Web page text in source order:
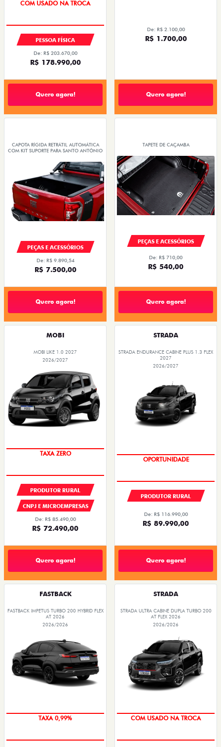
COM USADO NA TROCA
PESSOA FÍSICA
De: R$ 203.670,00
R$ 178.990,00
Quero agora!
De: R$ 2.100,00
R$ 1.700,00
Quero agora!
CAPOTA RÍGIDA RETRÁTIL AUTOMÁTICA
COM KIT SUPORTE PARA SANTO ANTÔNIO
PEÇAS E ACESSÓRIOS
De: R$ 9.890,54
R$ 7.500,00
Quero agora!
TAPETE DE CAÇAMBA
PEÇAS E ACESSÓRIOS
De: R$ 710,00
R$ 540,00
Quero agora!
MOBI
MOBI LIKE 1.0 2027
2026/2027
TAXA ZERO
PRODUTOR RURAL
CNPJ E MICROEMPRESAS
De: R$ 85.490,00
R$ 72.490,00
Quero agora!
STRADA
STRADA ENDURANCE CABINE PLUS 1.3 FLEX
2027
2026/2027
OPORTUNIDADE
PRODUTOR RURAL
De: R$ 116.990,00
R$ 89.990,00
Quero agora!
FASTBACK
FASTBACK IMPETUS TURBO 200 HYBRID FLEX
AT 2026
2026/2026
TAXA 0,99%
STRADA
STRADA ULTRA CABINE DUPLA TURBO 200
AT FLEX 2026
2026/2026
COM USADO NA TROCA